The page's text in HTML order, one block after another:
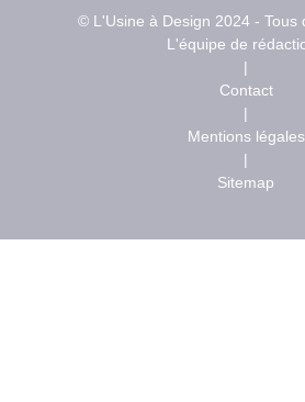
© L'Usine à Design 2024 - Tous
L'équipe de
|
Contact
|
Mentions légales
|
Sitemap